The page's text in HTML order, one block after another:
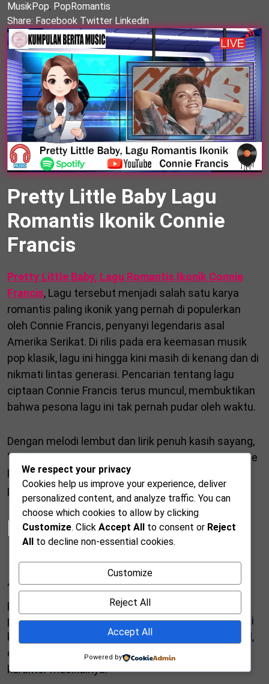
MusikPop, PopRomantis
Share: Facebook Twitter Linkedin
Pretty Little Baby Lagu
Romantis Ikonik Connie
Francis
Pretty Little Baby, Lagu Romantis Ikonik Connie
Francis, Lagu tersebut menjadi salah satu karya
romantis paling ikonik yang pernah di populerkan
oleh Connie Francis, penyanyi legendaris asal
Amerika Serikat. Di rilis pada era keemasan musik
pop klasik, lagu ini hingga kini masih di kenang dan di
nikmati lintas generasi. Pencarian tentang lagu
ciptaan Connie Francis terus muncul, membuktikan
bahwa pesona lagu ini tak pernah pudar oleh waktu.
Dengan melodi lembut dan lirik penuh kasih sayang,
“Pretty Little Baby” merepresentasikan romantisme
klasik yang sederhana namun mengena di hati
pendengarnya.
Pretty Little Baby Lagu
“Pretty Little Baby” hadir pada masa ketika musik
pop banyak mengangkat tema cinta dengan
pendekatan yang polos dan tulus. Connie Francis di
kenal dengan vokalnya yang hangat dan emosional,
dan lagu ini menjadi salah satu contoh kuat dari
karakter musikalnya.
We respect your privacy
Cookies help us improve your experience, deliver
personalized content, and analyze traffic. You can
choose which cookies to allow by clicking
Customize. Click Accept All to consent or Reject
All to decline non-essential cookies.
Customize
Reject All
Accept All
Powered by